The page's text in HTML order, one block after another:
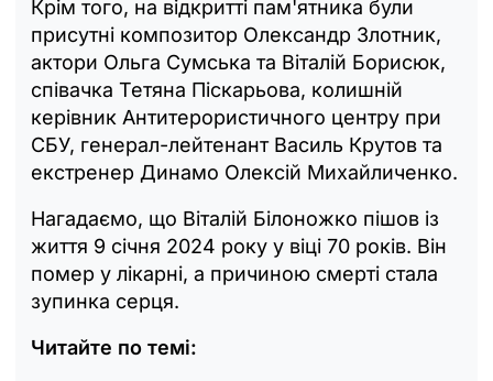
Крім того, на відкритті пам'ятника були
присутні композитор Олександр Злотник,
актори Ольга Сумська та Віталій Борисюк,
співачка Тетяна Піскарьова, колишній
керівник Антитерористичного центру при
СБУ, генерал-лейтенант Василь Крутов та
екстренер Динамо Олексій Михайличенко.
Нагадаємо, що Віталій Білоножко пішов із
життя 9 січня 2024 року у віці 70 років. Він
помер у лікарні, а причиною смерті стала
зупинка серця.
Читайте по темі: